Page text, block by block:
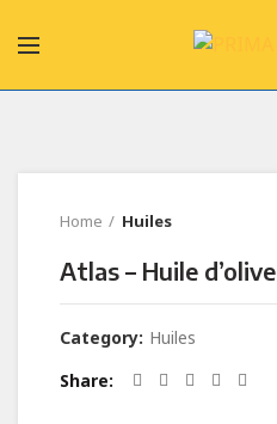
Home Huiles
Atlas – Huile d’olive
Category: Huiles
Share